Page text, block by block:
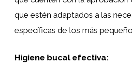
que estén adaptados a las
específicas de los más
Higiene bucal efectiva: